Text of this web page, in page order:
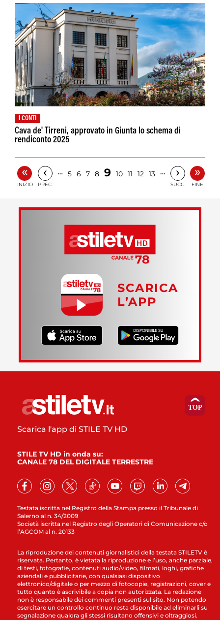
I CONTI
Cava de' Tirreni, approvato in Giunta lo schema di
rendiconto 2025
«
INIZIO
‹
PREC.
… 5 6 7 8 9 10 11 12 13 … ›
SUCC.
»
FINE
SCARICA
L’APP
Testata iscritta nel Registro della Stampa presso il Tribunale di
Salerno al n. 34/2009
Società iscritta nel Registro degli Operatori di Comunicazione c/o
l’AGCOM al n. 20133
Scarica l'app di STILE TV HD
STILE TV HD in onda su:
CANALE 78 DEL DIGITALE TERRESTRE
La riproduzione dei contenuti giornalistici della testata STILETV è
riservata. Pertanto, è vietata la riproduzione e l’uso, anche parziale,
di testi, fotografie, contenuti audio/video, filmati, loghi, grafiche
aziendali e pubblicitarie, con qualsiasi dispositivo
elettronico/digitale o per mezzo di fotocopie, registrazioni, cover e
tutto quanto è ascrivibile a copia non autorizzata. La redazione
non è responsabile dei commenti presenti sul sito. Non potendo
esercitare un controllo continuo resta disponibile ad eliminarli su
segnalazione qualora gli stessi risultano offensivi e oltraggiosi.